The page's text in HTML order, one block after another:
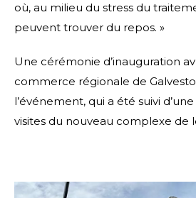
où, au milieu du stress du
peuvent trouver du repos. »
Une cérémonie d’inauguration
commerce régionale de
l’événement, qui a été suivi
visites du nouveau complexe de